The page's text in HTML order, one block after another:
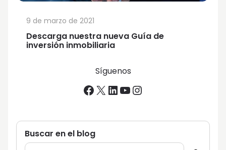
Descarga nuestra nueva Guía de
inversión inmobiliaria
9 de marzo de 2021
Síguenos
Facebook
X LinkedIn
YouTube
Instagram
Buscar en el blog